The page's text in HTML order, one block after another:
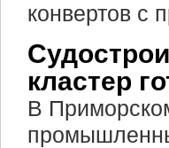
конвертов с
кластер
В